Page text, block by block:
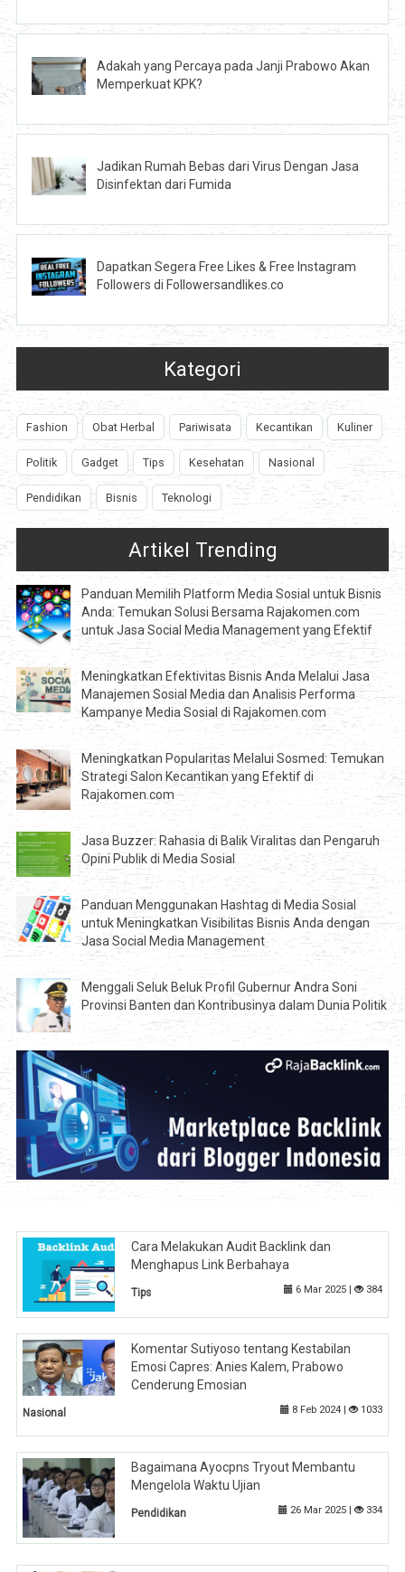
Adakah yang Percaya pada Janji Prabowo Akan
Memperkuat KPK?
Jadikan Rumah Bebas dari Virus Dengan Jasa
Disinfektan dari Fumida
Dapatkan Segera Free Likes & Free Instagram
Followers di Followersandlikes.co
Kategori
Fashion Obat Herbal Pariwisata Kecantikan Kuliner
Politik Gadget Tips Kesehatan Nasional
Pendidikan Bisnis Teknologi
Artikel Trending
Panduan Memilih Platform Media Sosial untuk Bisnis
Anda: Temukan Solusi Bersama Rajakomen.com
untuk Jasa Social Media Management yang Efektif
Meningkatkan Efektivitas Bisnis Anda Melalui Jasa
Manajemen Sosial Media dan Analisis Performa
Kampanye Media Sosial di Rajakomen.com
Meningkatkan Popularitas Melalui Sosmed: Temukan
Strategi Salon Kecantikan yang Efektif di
Rajakomen.com
Jasa Buzzer: Rahasia di Balik Viralitas dan Pengaruh
Opini Publik di Media Sosial
Panduan Menggunakan Hashtag di Media Sosial
untuk Meningkatkan Visibilitas Bisnis Anda dengan
Jasa Social Media Management
Menggali Seluk Beluk Profil Gubernur Andra Soni
Provinsi Banten dan Kontribusinya dalam Dunia Politik
Cara Melakukan Audit Backlink dan
Menghapus Link Berbahaya
Tips 6 Mar 2025 | 384
Komentar Sutiyoso tentang Kestabilan
Emosi Capres: Anies Kalem, Prabowo
Cenderung Emosian
Nasional 8 Feb 2024 | 1033
Bagaimana Ayocpns Tryout Membantu
Mengelola Waktu Ujian
Pendidikan 26 Mar 2025 | 334